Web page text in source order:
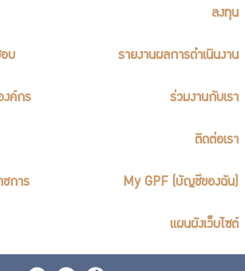
ลงทุน
อบ รายงานผลการดำเนินงาน
งค์กร ร่วมงานกับเรา
ติดต่อเรา
ชการ My GPF (บัญชีของฉัน)
แผนผังเว็บไซต์